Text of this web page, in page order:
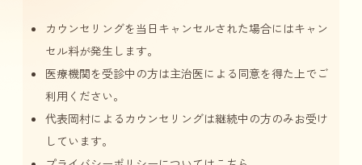
カウンセリングを当日キャンセルされた場合にはキャン
セル料が発生します。
医療機関を受診中の方は主治医による同意を得た上でご
利用ください。
代表岡村によるカウンセリングは継続中の方のみお受け
しています。